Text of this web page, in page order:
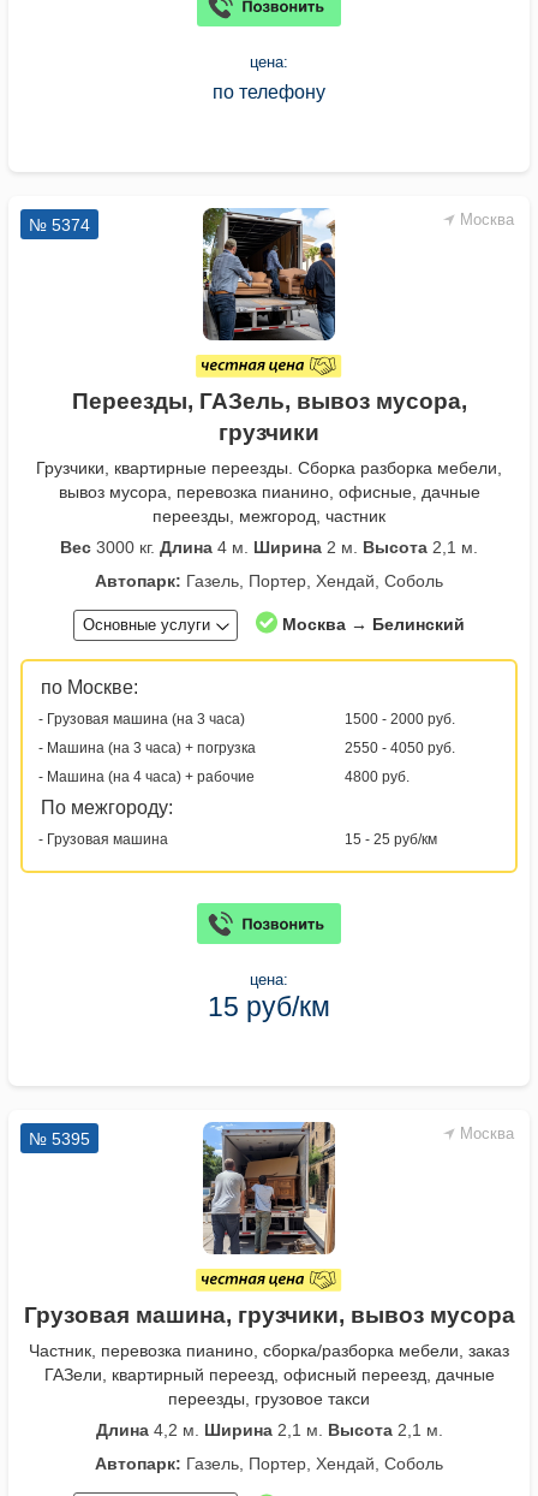
цена:
по телефону
Москва
№ 5374
Переезды, ГАЗель, вывоз мусора,
грузчики
Грузчики, квартирные переезды. Сборка разборка мебели,
вывоз мусора, перевозка пианино, офисные, дачные
переезды, межгород, частник
Вес 3000 кг. Длина 4 м. Ширина 2 м. Высота 2,1 м.
Автопарк: Газель, Портер, Хендай, Соболь
Основные услуги Москва → Белинский
по Москве:
- Грузовая машина (на 3 часа)
1500 - 2000 руб.
- Машина (на 3 часа) + погрузка
2550 - 4050 руб.
- Машина (на 4 часа) + рабочие
4800 руб.
По межгороду:
- Грузовая машина 15 - 25 руб/км
цена:
15 руб/км
Москва
№ 5395
Грузовая машина, грузчики, вывоз мусора
Частник, перевозка пианино, сборка/разборка мебели, заказ
ГАЗели, квартирный переезд, офисный переезд, дачные
переезды, грузовое такси
Длина4,2 м. Ширина2,1 м. Высота2,1 м.
Автопарк: Газель, Портер, Хендай, Соболь